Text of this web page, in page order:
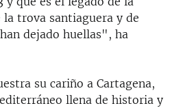
trova santiaguera y de
dejado huellas", ha
su cariño a Cartagena,
llena de historia y